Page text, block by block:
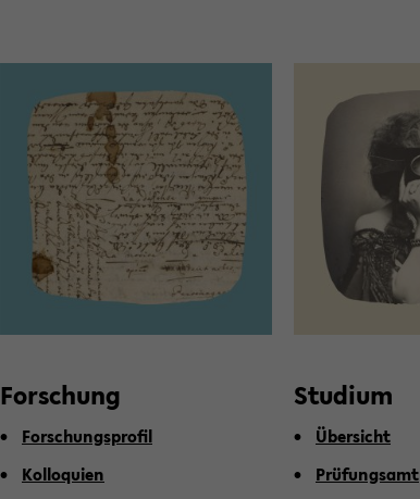
For­schung
For­schungs­pro­fil
Kol­lo­qui­en
Stu­di­um
Über­sicht
Prü­fungs­amt